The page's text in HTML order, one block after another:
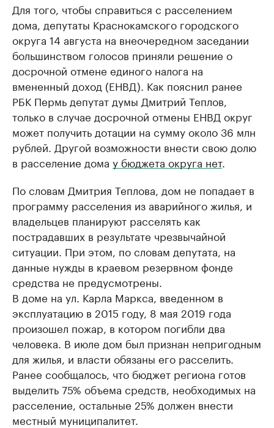
Для того, чтобы справиться с расселением
дома, депутаты Краснокамского городского
округа 14 августа на внеочередном заседании
большинством голосов приняли решение о
досрочной отмене единого налога на
вмененный доход (ЕНВД). Как пояснил ранее
РБК Пермь депутат думы Дмитрий Теплов,
только в случае досрочной отмены ЕНВД округ
может получить дотации на сумму около 36 млн
рублей. Другой возможности внести свою долю
в расселение дома у бюджета округа нет.
По словам Дмитрия Теплова, дом не попадает в
программу расселения из аварийного жилья, и
владельцев планируют расселять как
пострадавших в результате чрезвычайной
ситуации. При этом, по словам депутата, на
данные нужды в краевом резервном фонде
средства не предусмотрены.
В доме на ул. Карла Маркса, введенном в
эксплуатацию в 2015 году, 8 мая 2019 года
произошел пожар, в котором погибли два
человека. В июле дом был признан непригодным
для жилья, и власти обязаны его расселить.
Ранее сообщалось, что бюджет региона готов
выделить 75% объема средств, необходимых на
расселение, остальные 25% должен внести
местный муниципалитет.